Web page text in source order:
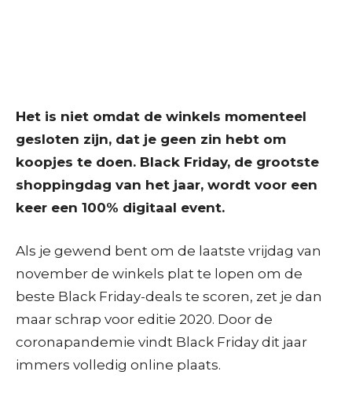
Het is niet omdat de winkels momenteel
gesloten zijn, dat je geen zin hebt om
koopjes te doen. Black Friday, de grootste
shoppingdag van het jaar, wordt voor een
keer een 100% digitaal event.
Als je gewend bent om de laatste vrijdag van
november de winkels plat te lopen om de
beste Black Friday-deals te scoren, zet je dan
maar schrap voor editie 2020. Door de
coronapandemie vindt Black Friday dit jaar
immers volledig online plaats.